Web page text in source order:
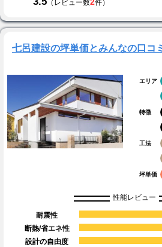
（レビュー数 件）
七呂建設の坪単価とみんなの口コ
エリア
特徴
工法
坪単価
性能レビュー
耐震性
断熱/省エネ性
設計の自由度